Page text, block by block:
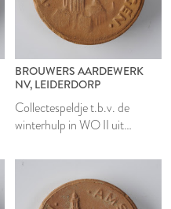
BROUWERS AARDEWERK
NV, LEIDERDORP
Collectespeldje t.b.v. de
winterhulp in WO II uit